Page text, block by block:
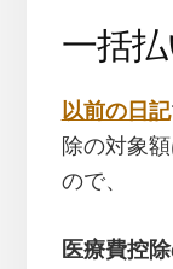
一括
以前の日記
除の対象
ので、
医療費控